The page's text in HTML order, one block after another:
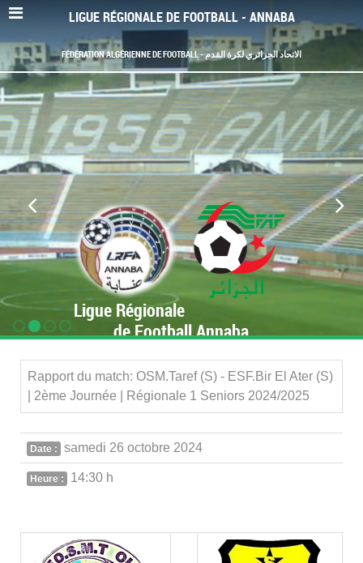
LIGUE RÉGIONALE DE FOOTBALL - ANNABA
FÉDÉRATION ALGÉRIENNE DE FOOTBALL - الاتحاد الجزائري لكرة القدم
Ligue Régionale
de Football Annaba
Rapport du match: OSM.Taref (S) - ESF.Bir El Ater (S)
| 2ème Journée | Régionale 1 Seniors 2024/2025
Date : samedi 26 octobre 2024
Heure : 14:30 h